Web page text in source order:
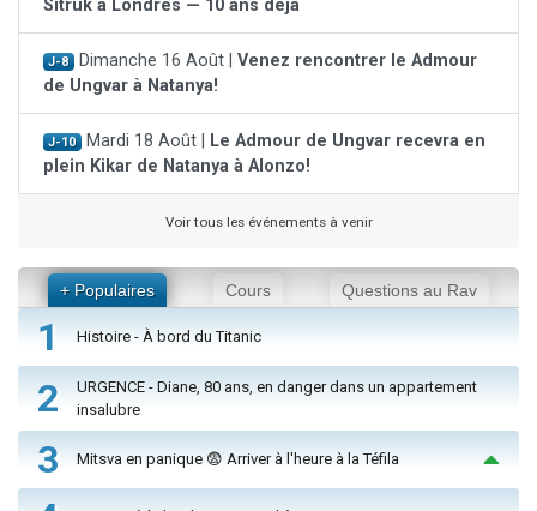
Sitruk à Londres — 10 ans déjà
J-8 Dimanche 16 Août | Venez rencontrer le Admour
de Ungvar à Natanya!
J-10 Mardi 18 Août |
Le Admour de Ungvar recevra en
plein Kikar de Natanya à Alonzo!
Voir tous les événements à venir
+ Populaires Cours Questions au Rav
1 Histoire - À bord du Titanic
2
URGENCE - Diane, 80 ans, en danger dans un appartement
insalubre
3 Mitsva en panique 😨 Arriver à l'heure à la Téfila